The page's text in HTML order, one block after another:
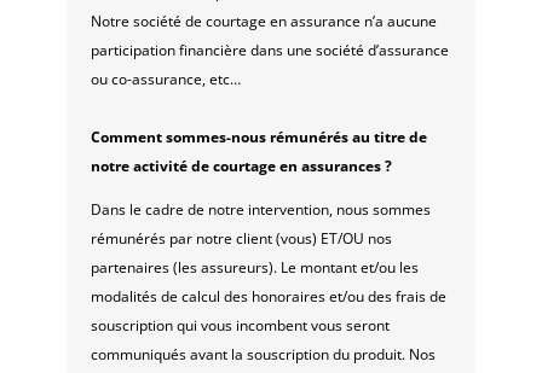
Notre société de courtage en assurance n’a aucune
participation financière dans une société d’assurance
ou co-assurance, etc…
Comment sommes-nous rémunérés au titre de
notre activité de courtage en assurances ?
Dans le cadre de notre intervention, nous sommes
rémunérés par notre client (vous) ET/OU nos
partenaires (les assureurs). Le montant et/ou les
modalités de calcul des honoraires et/ou des frais de
souscription qui vous incombent vous seront
communiqués avant la souscription du produit. Nos